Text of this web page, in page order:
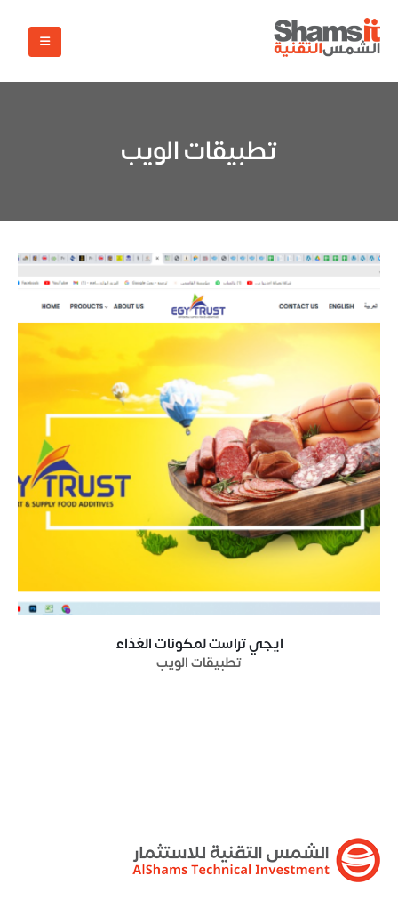
تطبيقات الويب
ايجي تراست لمكونات الغذاء
تطبيقات الويب